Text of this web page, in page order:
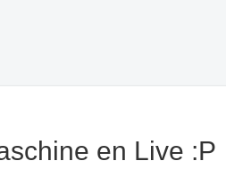
en Live :P